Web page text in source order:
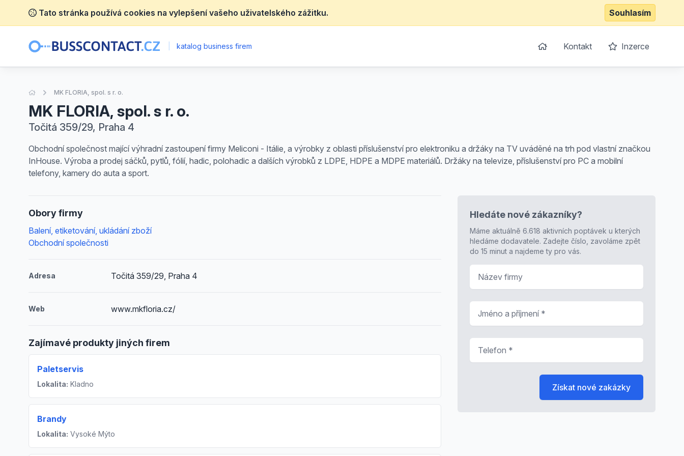
Tato stránka používá cookies na vylepšení vašeho uživatelského zážitku. Souhlasím
katalog business firem Kontakt Inzerce
Úvodní stránka
MK FLORIA, spol. s r. o.
MK FLORIA, spol. s r. o.
Točitá 359/29, Praha 4
Obchodní společnost mající výhradní zastoupení firmy Meliconi - Itálie, a výrobky z oblasti příslušenství pro elektroniku a držáky na TV uváděné na trh pod vlastní značkou
InHouse. Výroba a prodej sáčků, pytlů, fólií, hadic, polohadic a dalších výrobků z LDPE, HDPE a MDPE materiálů. Držáky na televize, příslušenství pro PC a mobilní
telefony, kamery do auta a sport.
Obory firmy
Balení, etiketování, ukládání zboží
Obchodní společnosti
Adresa Točitá 359/29, Praha 4
Web www.mkfloria.cz/
Zajímavé produkty jiných firem
Paletservis
Lokalita: Kladno
Brandy
Lokalita: Vysoké Mýto
Hledáte nové zákazníky?
Máme aktuálně 6.618 aktivních poptávek u kterých
hledáme dodavatele. Zadejte číslo, zavoláme zpět
do 15 minut a najdeme ty pro vás.
Získat nové zakázky